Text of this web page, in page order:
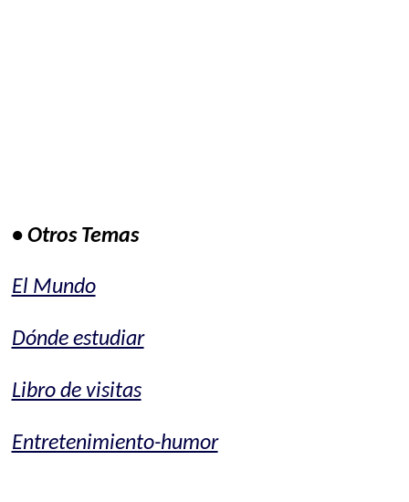
• Otros Temas
El Mundo
Dónde estudiar
Libro de visitas
Entretenimiento-humor